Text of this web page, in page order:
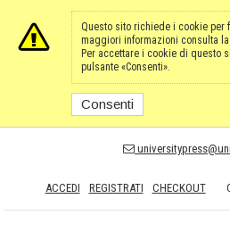
Questo sito richiede i cookie per
maggiori informazioni consulta
Per accettare i cookie di questo
pulsante «Consenti».
Consenti
ACCEDI REGISTRATI CHECKOUT